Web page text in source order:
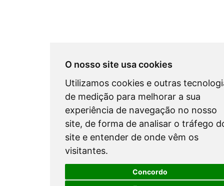
O nosso site usa cookies
Utilizamos cookies e outras
de medição para melhorar a sua
experiência de navegação no nosso
site, de forma de analisar o tráfego
site e entender de onde vêm os
visitantes.
Concordo